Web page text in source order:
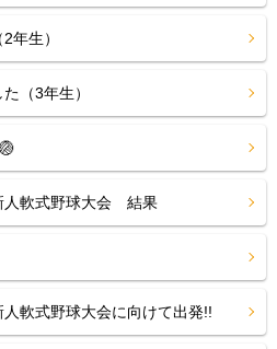
年生）
（3年生）
人軟式野球大会 結果
軟式野球大会に向けて出発!!